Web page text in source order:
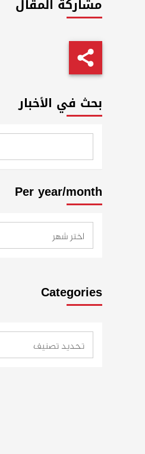
مشاركة المقال
بحث في الأخبار
Per year/month
Categories